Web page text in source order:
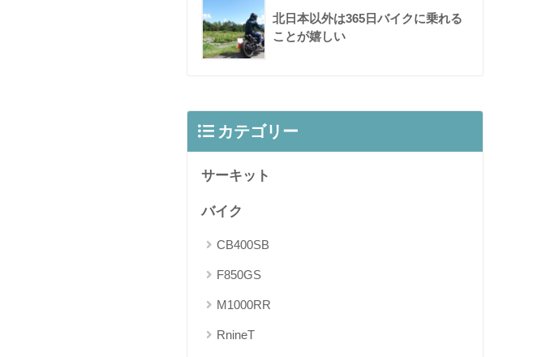
北日本以外は365日バイクに乗れる
ことが嬉しい
カテゴリー
サーキット
バイク
CB400SB
F850GS
M1000RR
RnineT